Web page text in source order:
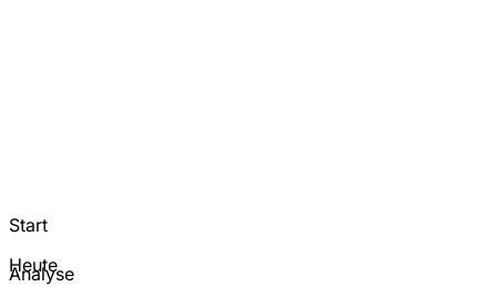
Start
Heute
Analyse